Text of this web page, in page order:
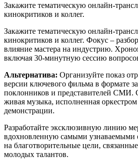
Закажите тематическую онлайн-
кинокритиков и коллег.
Закажите тематическую онлайн-
кинокритиков и коллег. Фокус –
влияние мастера на индустрию.
включая 30-минутную сессию
Альтернатива: Организуйте показ
версии ключевого фильма в формате
поклонников и представителей СМИ.
живая музыка, исполненная
демонстрации.
Разработайте эксклюзивную линию
вдохновленную самыми узнаваемыми
на благотворительные цели,
молодых талантов.